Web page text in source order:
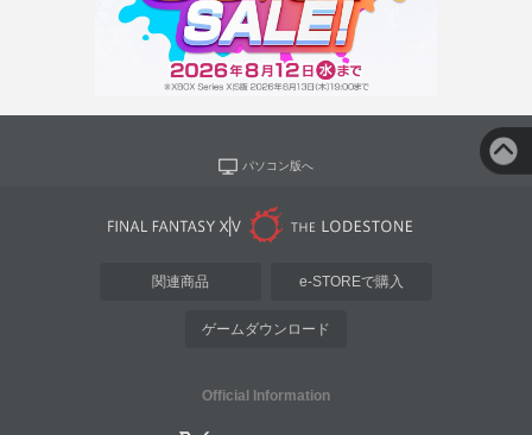
パソコン版へ
関連商品 e-STOREで購入
ゲームダウンロード
Official Information